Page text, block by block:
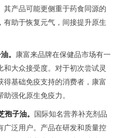
其产品可能更侧重于药食同源的
有助于恢复元气，间接提升原生
。 康富来品牌在保健品市场有一
和大众接受度。对于初次尝试灵
基础免疫支持的消费者，康富
强化原生免疫力。
孢子油。
国际知名营养补充剂品
广泛用户。产品在研发和质量控